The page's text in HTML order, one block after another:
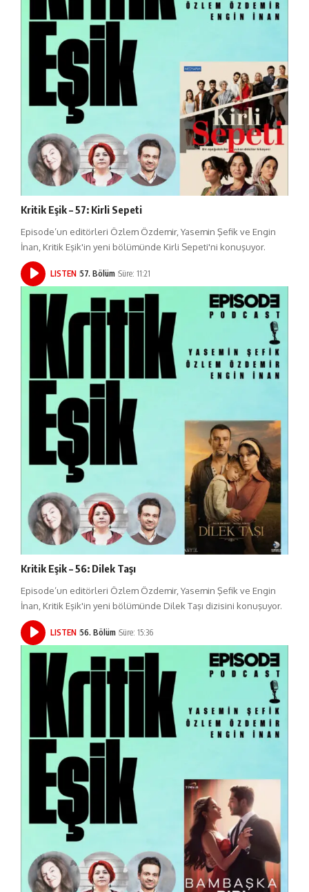
Kritik Eşik – 57: Kirli Sepeti
Episode’un editörleri Özlem Özdemir, Yasemin Şefik ve Engin
İnan, Kritik Eşik'in yeni bölümünde Kirli Sepeti'ni konuşuyor.
LISTEN 57. Bölüm Süre: 11:21
Kritik Eşik – 56: Dilek Taşı
Episode’un editörleri Özlem Özdemir, Yasemin Şefik ve Engin
İnan, Kritik Eşik'in yeni bölümünde Dilek Taşı dizisini konuşuyor.
LISTEN 56. Bölüm Süre: 15:36